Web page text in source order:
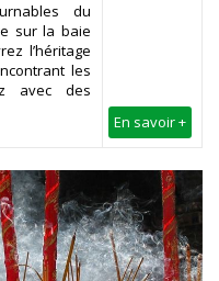
En savoir +
du
sur la baie
l’héritage
les
avec des